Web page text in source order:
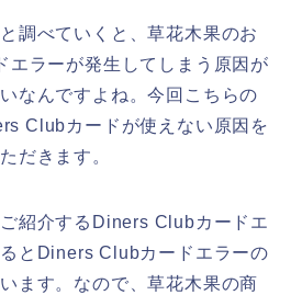
調べていくと、草花木果のお
エラーが発生してしまう原因が
なんですよね。今回こちらの
Clubカードが使えない原因を
だきます。
紹介するDiners Clubカードエ
とDiners Clubカードエラーの
ます。なので、草花木果の商